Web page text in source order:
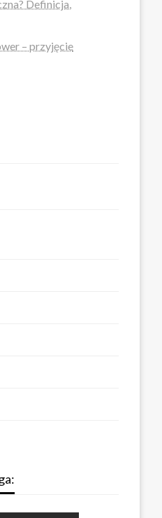
Definicja,
– przyjęcie